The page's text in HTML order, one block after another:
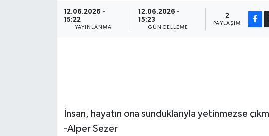
12.06.2026 -
15:22
YAYINLANMA
12.06.2026 -
15:23
GÜNCELLEME
2
PAYLAŞIM
İnsan, hayatın ona sunduklarıyla yetinmezse
-Alper Sezer
Gökçebey